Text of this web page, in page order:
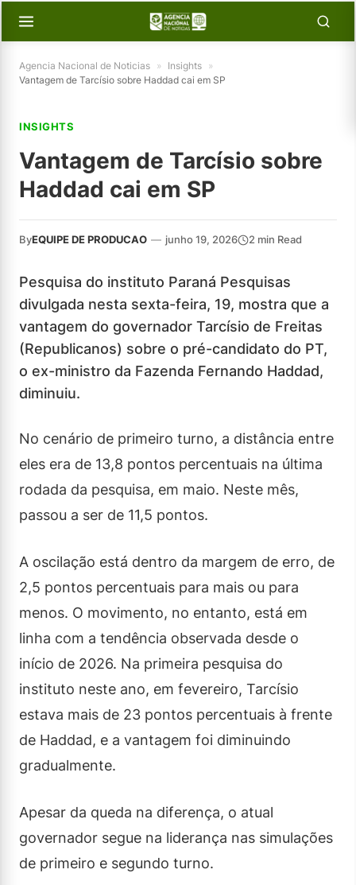
Agencia Nacional de Noticias » Insights »
Vantagem de Tarcísio sobre Haddad cai em SP
INSIGHTS
Vantagem de Tarcísio sobre
Haddad cai em SP
ByEQUIPE DE PRODUCAO — junho 19, 2026 2 min Read
Pesquisa do instituto Paraná Pesquisas
divulgada nesta sexta-feira, 19, mostra que a
vantagem do governador Tarcísio de Freitas
(Republicanos) sobre o pré-candidato do PT,
o ex-ministro da Fazenda Fernando Haddad,
diminuiu.
No cenário de primeiro turno, a distância entre
eles era de 13,8 pontos percentuais na última
rodada da pesquisa, em maio. Neste mês,
passou a ser de 11,5 pontos.
A oscilação está dentro da margem de erro, de
2,5 pontos percentuais para mais ou para
menos. O movimento, no entanto, está em
linha com a tendência observada desde o
início de 2026. Na primeira pesquisa do
instituto neste ano, em fevereiro, Tarcísio
estava mais de 23 pontos percentuais à frente
de Haddad, e a vantagem foi diminuindo
gradualmente.
Apesar da queda na diferença, o atual
governador segue na liderança nas simulações
de primeiro e segundo turno.